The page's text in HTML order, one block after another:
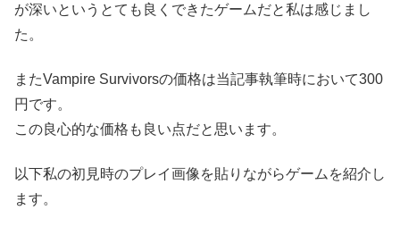
が深いというとても良くできたゲームだと私は感じまし
た。
またVampire Survivorsの価格は当記事執筆時において300
円です。
この良心的な価格も良い点だと思います。
以下私の初見時のプレイ画像を貼りながらゲームを紹介し
ます。